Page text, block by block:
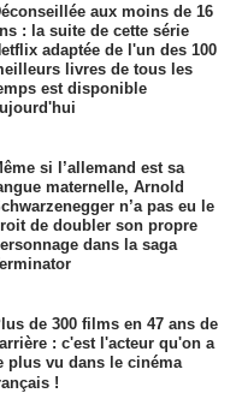
aux moins de 16
: la suite de cette série
adaptée de l'un des 100
livres de tous les
est disponible
si l’allemand est sa
maternelle, Arnold
n’a pas eu le
de doubler son propre
dans la saga
de 300 films en 47 ans de
: c'est l'acteur qu'on a
plus vu dans le cinéma
!